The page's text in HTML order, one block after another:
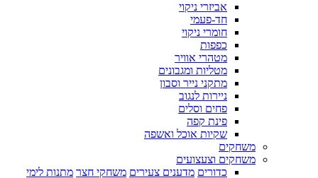
אביזרי ניקוי
חד-פעמי
חומרי ניקוי
כפפות
מטהרי אוויר
מטליות ומגבונים
מתקני נייר וסבון
ניירות לנגוב
פחים וסלים
פינת קפה
שקיות אוכל ואשפה
משחקים
משחקים וצעצועים
כדורים מדענים צעירים משחקי חצר מתנות לימי